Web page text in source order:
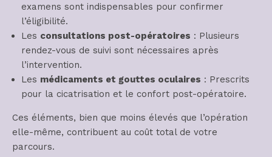
examens sont indispensables pour confirmer
l’éligibilité.
Les consultations post-opératoires : Plusieurs
rendez-vous de suivi sont nécessaires après
l’intervention.
Les médicaments et gouttes oculaires : Prescrits
pour la cicatrisation et le confort post-opératoire.
Ces éléments, bien que moins élevés que l’opération
elle-même, contribuent au coût total de votre
parcours.